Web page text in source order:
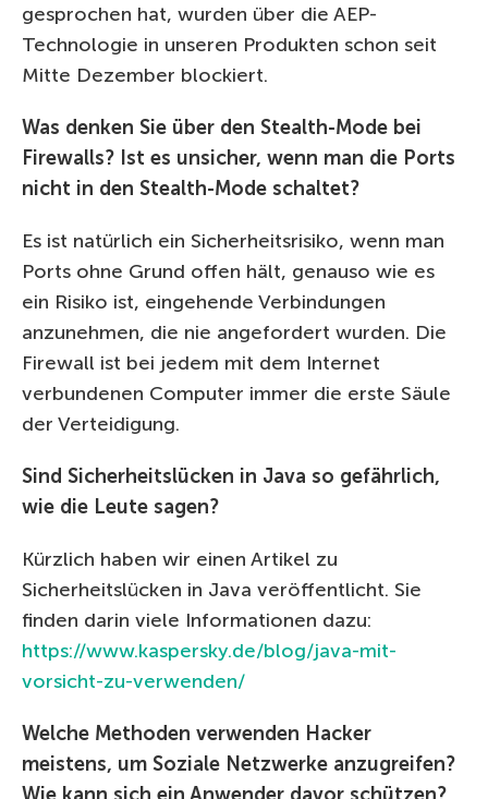
gesprochen hat, wurden über die AEP-
Technologie in unseren Produkten schon seit
Mitte Dezember blockiert.
Was denken Sie über den Stealth-Mode bei
Firewalls? Ist es unsicher, wenn man die Ports
nicht in den Stealth-Mode schaltet?
Es ist natürlich ein Sicherheitsrisiko, wenn man
Ports ohne Grund offen hält, genauso wie es
ein Risiko ist, eingehende Verbindungen
anzunehmen, die nie angefordert wurden. Die
Firewall ist bei jedem mit dem Internet
verbundenen Computer immer die erste Säule
der Verteidigung.
Sind Sicherheitslücken in Java so gefährlich,
wie die Leute sagen?
Kürzlich haben wir einen Artikel zu
Sicherheitslücken in Java veröffentlicht. Sie
finden darin viele Informationen dazu:
https://www.kaspersky.de/blog/java-mit-
vorsicht-zu-verwenden/
Welche Methoden verwenden Hacker
meistens, um Soziale Netzwerke anzugreifen?
Wie kann sich ein Anwender davor schützen?